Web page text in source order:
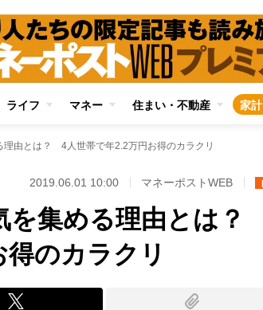
ライフ マネー 住まい・不動産 家計
理由とは？ 4人世帯で年2.2万円お得のカラクリ
2019.06.01 10:00 マネーポストWEB
を集める理由とは？
のカラクリ